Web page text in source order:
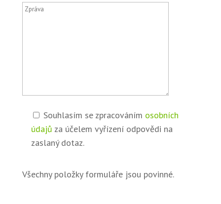
Souhlasím se zpracováním osobních
údajů za účelem vyřízení odpovědi na
zaslaný dotaz.
Všechny položky formuláře jsou povinné.